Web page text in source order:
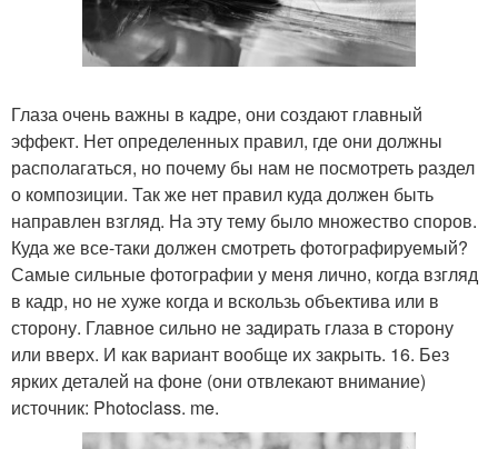
Глаза очень важны в кадре, они создают главный
эффект. Нет определенных правил, где они должны
располагаться, но почему бы нам не посмотреть раздел
о композиции. Так же нет правил куда должен быть
направлен взгляд. На эту тему было множество споров.
Куда же все-таки должен смотреть фотографируемый?
Самые сильные фотографии у меня лично, когда взгляд
в кадр, но не хуже когда и вскользь объектива или в
сторону. Главное сильно не задирать глаза в сторону
или вверх. И как вариант вообще их закрыть. 16. Без
ярких деталей на фоне (они отвлекают внимание)
источник: Photoclass. me.